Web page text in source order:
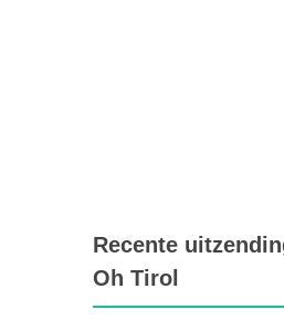
Recente
Oh Tirol